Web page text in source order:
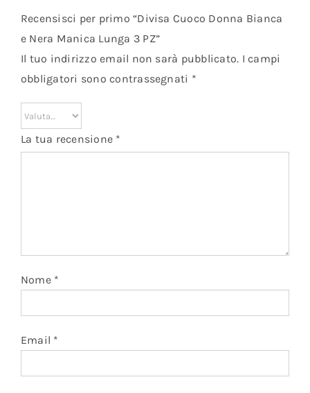
Recensisci per primo “Divisa Cuoco Donna Bianca
e Nera Manica Lunga 3 PZ”
Il tuo indirizzo email non sarà pubblicato. I campi
obbligatori sono contrassegnati *
La tua recensione *
Nome *
Email *